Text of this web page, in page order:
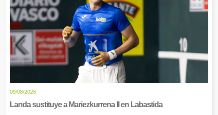
09/08/2026
Landa sustituye a Mariezkurrena II en Labastida